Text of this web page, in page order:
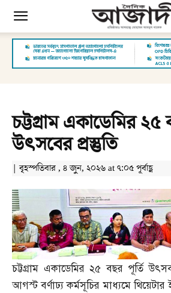
চট্টগ্রাম একাডেমির ২৫
উৎসবের প্রস্তুতি
| বৃহস্পতিবার , ৪ জুন, ২০২৬ at ৭:০৫ পূর্বাহ্ণ
চট্টগ্রাম একাডেমির ২৫ বছর পূর্তি
আগস্ট বর্ণাঢ্য কর্মসূচির মাধ্যমে থিয়েটার